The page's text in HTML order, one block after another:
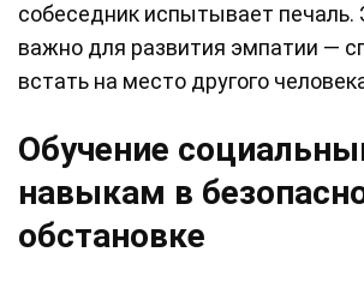
собеседник испытывает печаль.
важно для развития эмпатии —
встать на место другого
Обучение
навыкам в
обстановке